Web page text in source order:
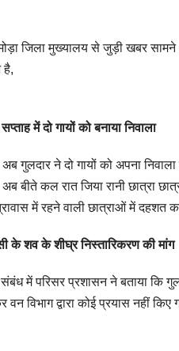
जिला मुख्यालय से जुड़ी खबर
में दो गायों को बनाया निवाला
अब गुलदार ने दो गायों को अपना
अब बीते कल रात जिया रानी छात्रा
में रहने वाली छात्राओं में दहशत
के शव के शीघ्र निस्तारिकरण की मांग
में परिसर प्रशासन ने बताया
वन विभाग द्वारा कोई प्रयास नहीं